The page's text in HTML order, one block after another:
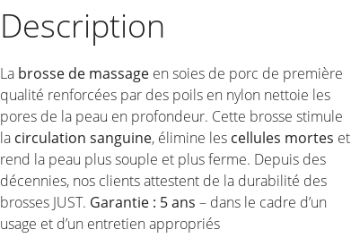
Description
La brosse de massage en soies de porc de première
qualité renforcées par des poils en nylon nettoie les
pores de la peau en profondeur. Cette brosse stimule
la circulation sanguine, élimine les cellules mortes et
rend la peau plus souple et plus ferme. Depuis des
décennies, nos clients attestent de la durabilité des
brosses JUST. Garantie : 5 ans – dans le cadre d’un
usage et d’un entretien appropriés